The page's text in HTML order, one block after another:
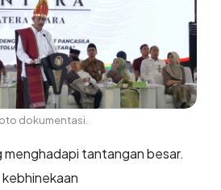
dokumentasi.
menghadapi tantangan besar.